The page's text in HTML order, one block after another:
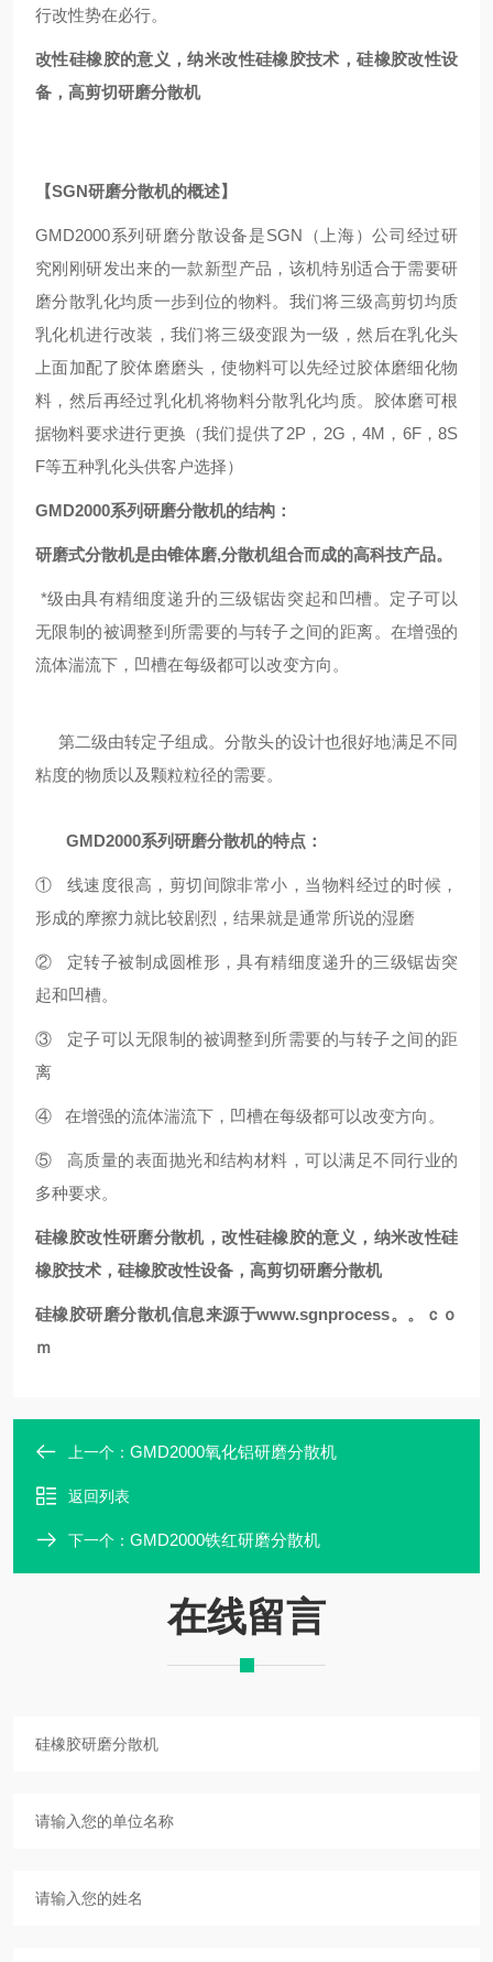
行改性势在必行。
改性硅橡胶的意义，纳米改性硅橡胶技术，硅橡胶改性设
备，高剪切研磨分散机
【SGN研磨分散机的概述】
GMD2000系列研磨分散设备是SGN （上海）公司经过研
究刚刚研发出来的一款新型产品，该机特别适合于需要研
磨分散乳化均质一步到位的物料。我们将三级高剪切均质
乳化机进行改装，我们将三级变跟为一级，然后在乳化头
上面加配了胶体磨磨头，使物料可以先经过胶体磨细化物
料，然后再经过乳化机将物料分散乳化均质。胶体磨可根
据物料要求进行更换（我们提供了2P，2G，4M，6F，8S
F等五种乳化头供客户选择）
GMD2000系列研磨分散机的结构：
研磨式分散机是由锥体磨,分散机组合而成的高科技产品。
*级由具有精细度递升的三级锯齿突起和凹槽。定子可以
无限制的被调整到所需要的与转子之间的距离。在增强的
流体湍流下，凹槽在每级都可以改变方向。
第二级由转定子组成。分散头的设计也很好地满足不同
粘度的物质以及颗粒粒径的需要。
GMD2000系列研磨分散机的特点：
① 线速度很高，剪切间隙非常小，当物料经过的时候，
形成的摩擦力就比较剧烈，结果就是通常所说的湿磨
② 定转子被制成圆椎形，具有精细度递升的三级锯齿突
起和凹槽。
③ 定子可以无限制的被调整到所需要的与转子之间的距
离
④ 在增强的流体湍流下，凹槽在每级都可以改变方向。
⑤ 高质量的表面抛光和结构材料，可以满足不同行业的
多种要求。
硅橡胶改性研磨分散机，改性硅橡胶的意义，纳米改性硅
橡胶技术，硅橡胶改性设备，高剪切研磨分散机
硅橡胶研磨分散机信息来源于www.sgnprocess。。ｃｏ
ｍ
上一个： GMD2000氧化铝研磨分散机
返回列表
下一个： GMD2000铁红研磨分散机
在线留言